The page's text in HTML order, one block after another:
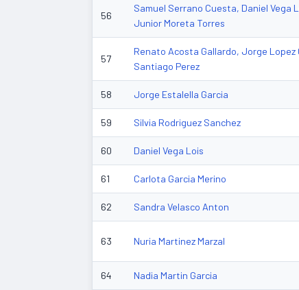
56
Samuel Serrano Cuesta, Daniel Vega
Junior Moreta Torres
57
Renato Acosta Gallardo, Jorge Lopez
Santiago Perez
58 Jorge Estalella Garcia
59 Silvia Rodriguez Sanchez
60 Daniel Vega Lois
61 Carlota Garcia Merino
62 Sandra Velasco Anton
63 Nuria Martinez Marzal
64 Nadia Martin Garcia